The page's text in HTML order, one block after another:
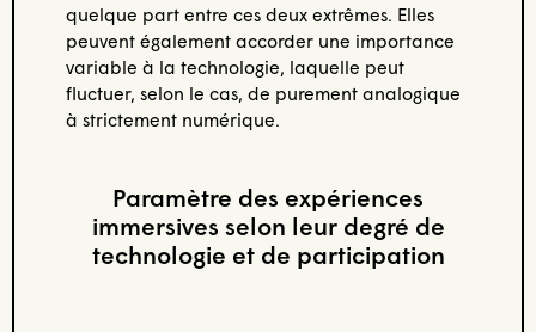
quelque part entre ces deux extrêmes. Elles
peuvent également accorder une importance
variable à la technologie, laquelle peut
fluctuer, selon le cas, de purement analogique
à strictement numérique.
Paramètre des expériences
immersives selon leur degré de
technologie et de participation